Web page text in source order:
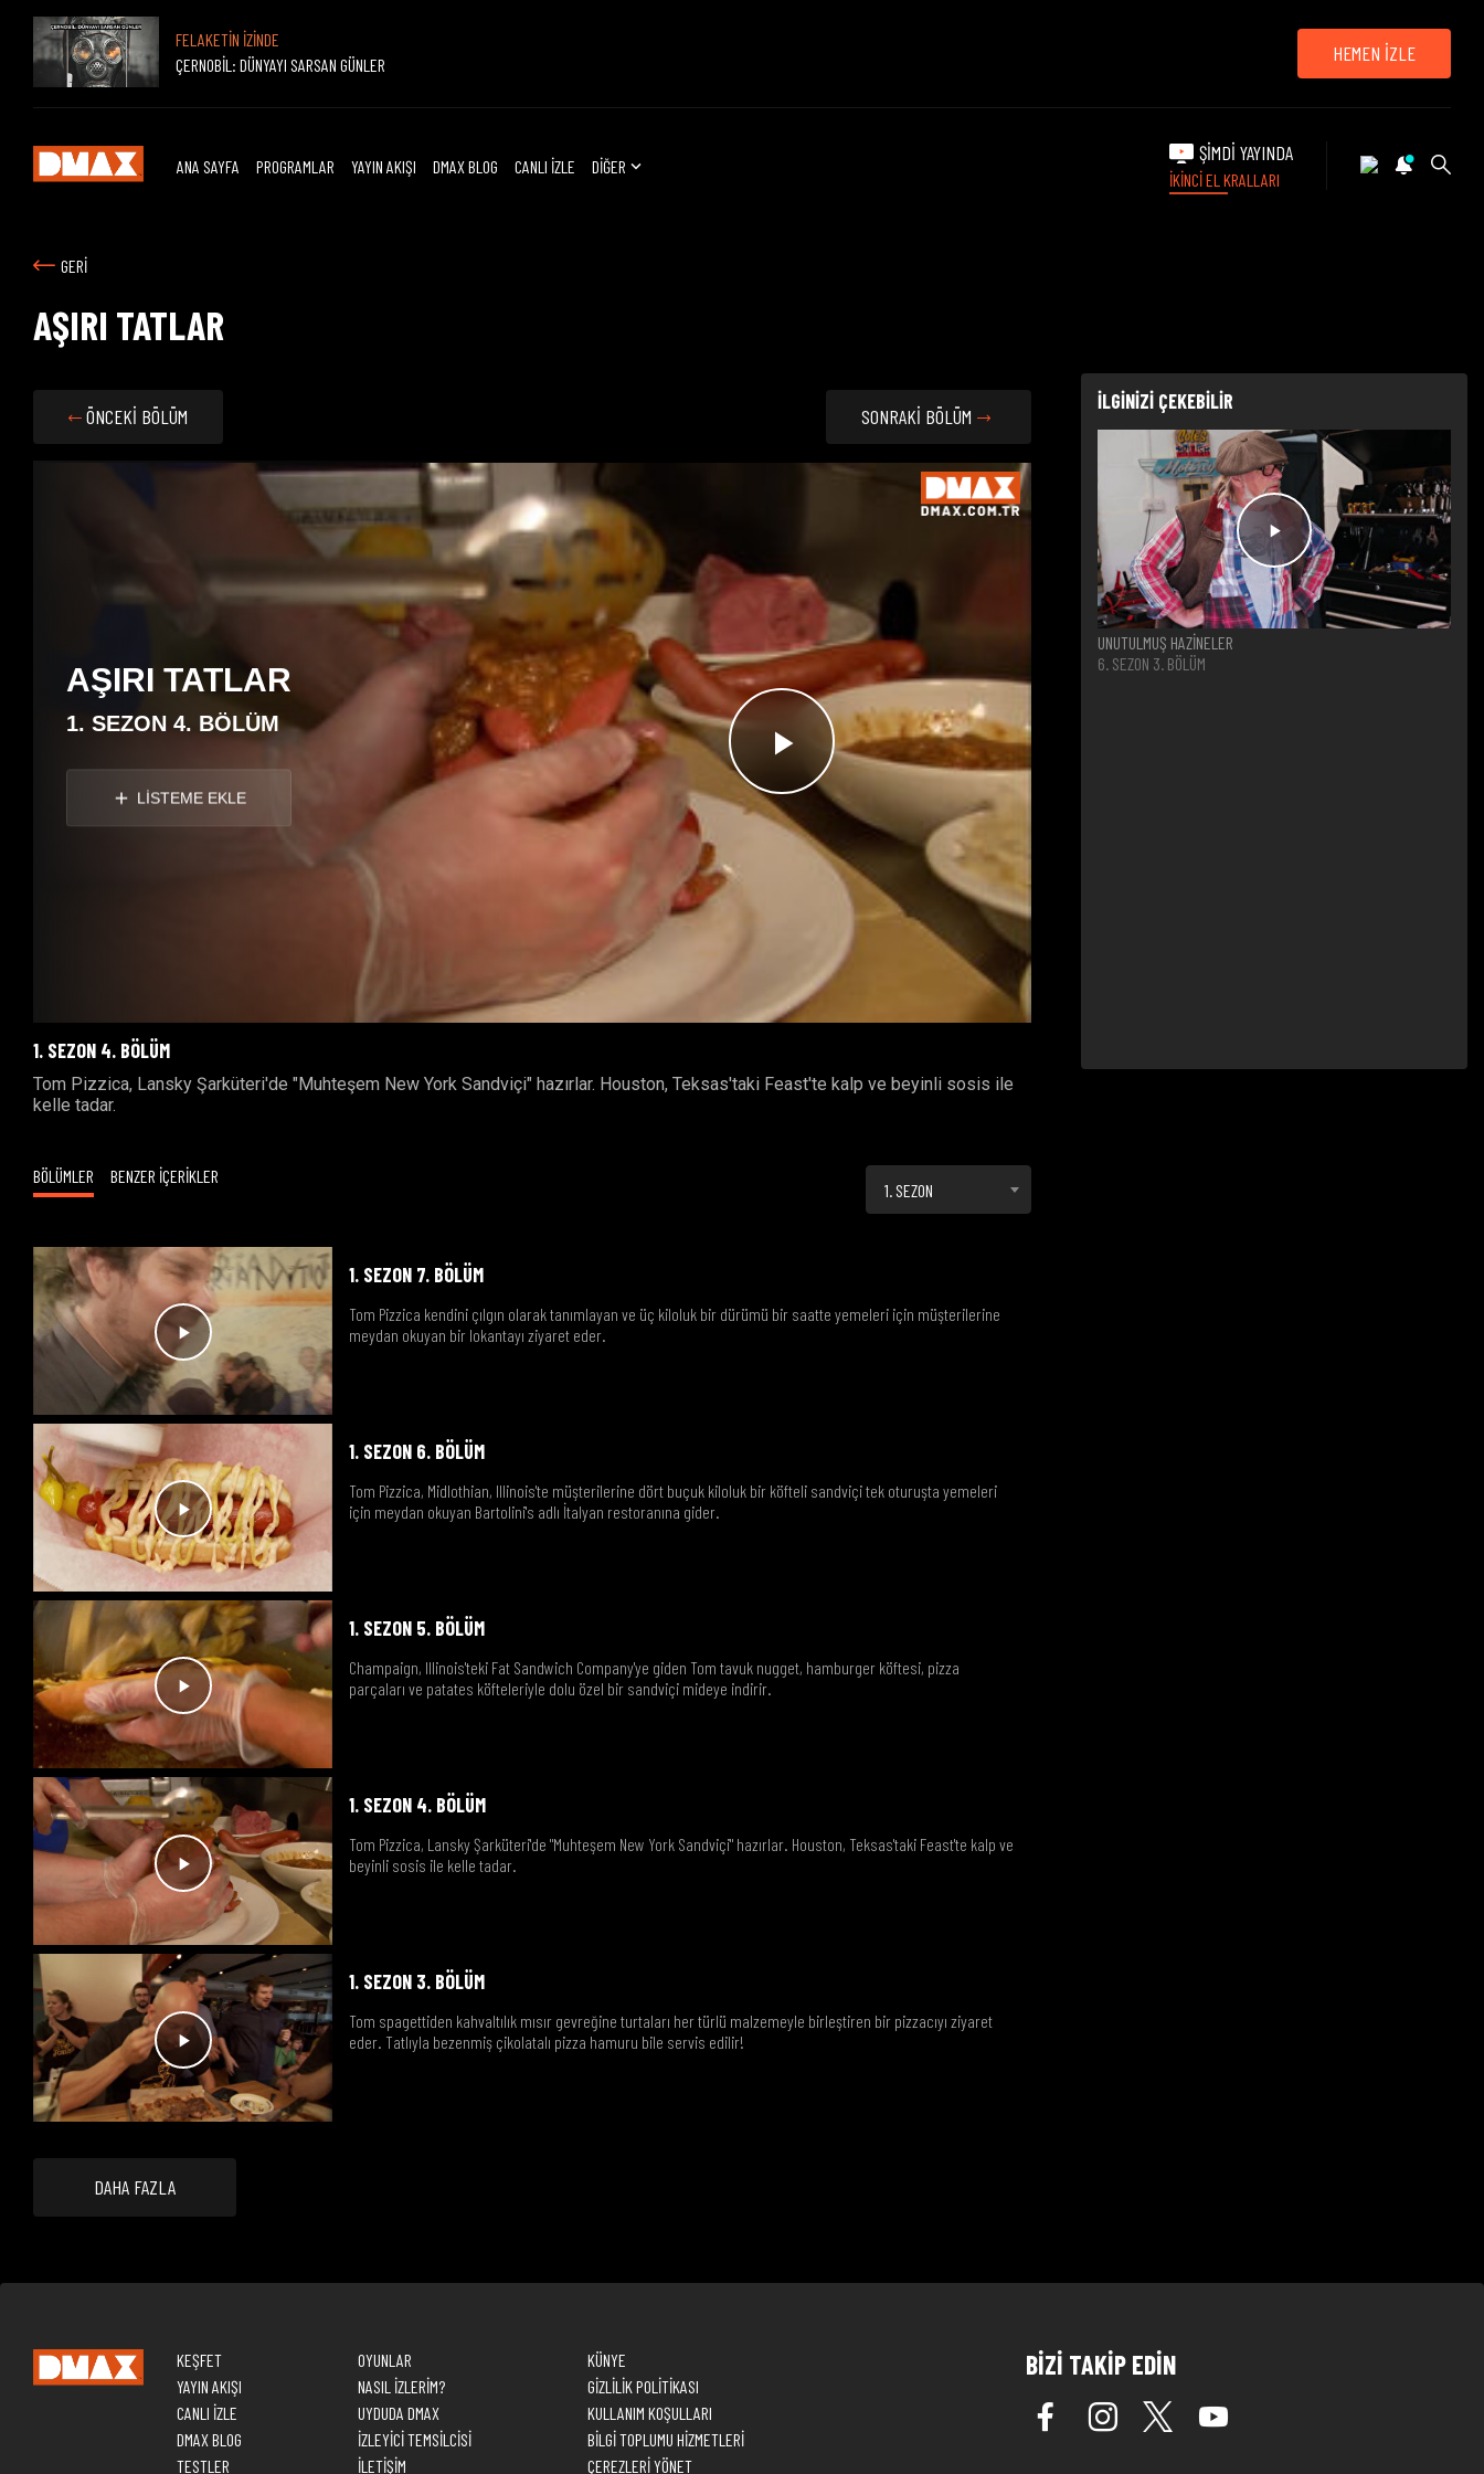
FELAKETİN İZİNDE
ÇERNOBİL: DÜNYAYI SARSAN GÜNLER
HEMEN İZLE
ANA SAYFA PROGRAMLAR YAYIN AKIŞI DMAX BLOG CANLI İZLE DİĞER
ŞİMDİ YAYINDA
İKİNCİ EL KRALLARI
GERİ
AŞIRI TATLAR
ÖNCEKİ BÖLÜM SONRAKİ BÖLÜM
Videoyu
Oynat
AŞIRI TATLAR
1. SEZON 4. BÖLÜM
LİSTEME EKLE
1. SEZON 4. BÖLÜM
Tom Pizzica, Lansky Şarküteri'de "Muhteşem New York Sandviçi" hazırlar. Houston, Teksas'taki Feast'te kalp ve beyinli sosis ile
kelle tadar.
BÖLÜMLER BENZER İÇERİKLER
1. SEZON
1. SEZON 7. BÖLÜM
Tom Pizzica kendini çılgın olarak tanımlayan ve üç kiloluk bir dürümü bir saatte yemeleri için müşterilerine
meydan okuyan bir lokantayı ziyaret eder.
1. SEZON 6. BÖLÜM
Tom Pizzica, Midlothian, Illinois'te müşterilerine dört buçuk kiloluk bir köfteli sandviçi tek oturuşta yemeleri
için meydan okuyan Bartolini's adlı İtalyan restoranına gider.
1. SEZON 5. BÖLÜM
Champaign, Illinois'teki Fat Sandwich Company'ye giden Tom tavuk nugget, hamburger köftesi, pizza
parçaları ve patates köfteleriyle dolu özel bir sandviçi mideye indirir.
1. SEZON 4. BÖLÜM
Tom Pizzica, Lansky Şarküteri'de "Muhteşem New York Sandviçi" hazırlar. Houston, Teksas'taki Feast'te kalp ve
beyinli sosis ile kelle tadar.
1. SEZON 3. BÖLÜM
Tom spagettiden kahvaltılık mısır gevreğine turtaları her türlü malzemeyle birleştiren bir pizzacıyı ziyaret
eder. Tatlıyla bezenmiş çikolatalı pizza hamuru bile servis edilir!
DAHA FAZLA
İLGİNİZİ ÇEKEBİLİR
UNUTULMUŞ HAZİNELER
6. SEZON 3. BÖLÜM
KEŞFET
YAYIN AKIŞI
CANLI İZLE
DMAX BLOG
TESTLER
OYUNLAR
NASIL İZLERİM?
UYDUDA DMAX
İZLEYİCİ TEMSİLCİSİ
İLETİŞİM
KÜNYE
GİZLİLİK POLİTİKASI
KULLANIM KOŞULLARI
BİLGİ TOPLUMU HİZMETLERİ
ÇEREZLERİ YÖNET
BİZİ TAKİP EDİN